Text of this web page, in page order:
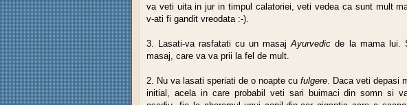
va veti uita in jur in timpul calatoriei, veti vedea ca sunt mult
v-ati fi gandit vreodata :-).
3. Lasati-va rasfatati cu un masajAyurvedicde la mama lui.
masaj, care va va prii la fel de mult.
2. Nu va lasati speriati de o noapte cu fulgere. Daca veti depasi
initial, acela in care probabil veti sari buimaci din somn si